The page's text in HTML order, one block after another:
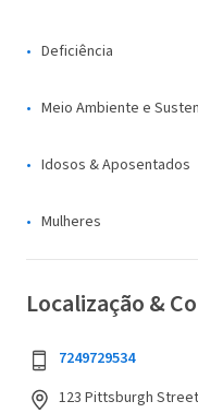
Deficiência
Meio Ambiente e
Idosos & Aposentados
Mulheres
Localização &
7249729534
123 Pittsburgh